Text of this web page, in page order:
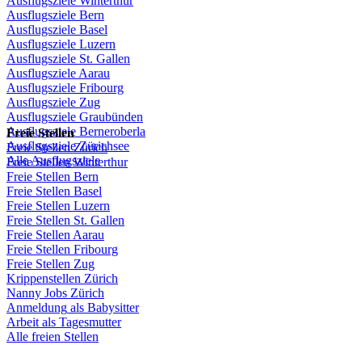
Ausflugsziele Bern
Ausflugsziele Basel
Ausflugsziele Luzern
Ausflugsziele St. Gallen
AusflugszieleAarau
Ausflugsziele Fribourg
Ausflugsziele Zug
Ausflugsziele Graubünden
Ausflugsziele Berneroberla
Ausflugsziele Zürichsee
Alle Ausflugsziele
Freie Stellen
Freie Stellen Zürich
Freie StellenWinterthur
Freie Stellen Bern
Freie Stellen Basel
Freie Stellen Luzern
Freie Stellen St. Gallen
Freie StellenAarau
Freie Stellen Fribourg
Freie Stellen Zug
Krippenstellen Zürich
Nanny Jobs Zürich
Anmeldung als Babysitter
Arbeit als Tagesmutter
Alle freien Stellen